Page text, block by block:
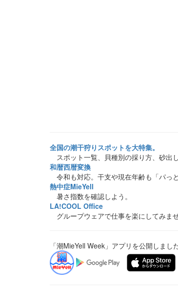
全国の潮干狩りスポットを大特集。
スポット一覧、貝種別の採り方、砂出
和暦西暦変換
令和も対応。干支や現在年齢も「パっと
熱中症MieYell
暑さ指数を確認しよう。
LA!COOL Office
グループウェアで仕事を楽にしてみま
「潮MieYell Week」アプリを公開しまし